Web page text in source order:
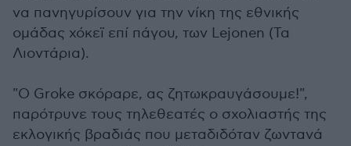
να πανηγυρίσουν για την νίκη της εθνικής
ομάδας χόκεϊ επί πάγου, των Lejonen (Τα
Λιοντάρια).
"Ο Groke σκόραρε, ας ζητωκραυγάσουμε!",
παρότρυνε τους τηλεθεατές ο σχολιαστής της
εκλογικής βραδιάς που μεταδιδόταν ζωντανά